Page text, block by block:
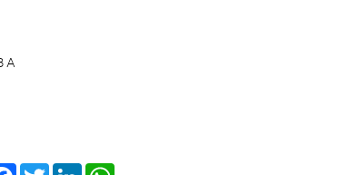
A
Facebook
TwitterLinkedIn